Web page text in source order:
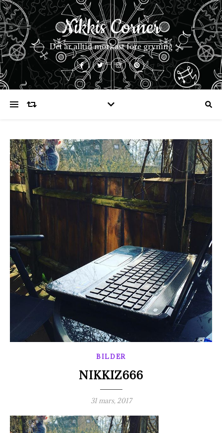
Nikkis Corner
Det är alltid mörkast före gryning
BILDER
NIKKIZ666
31 mars, 2017